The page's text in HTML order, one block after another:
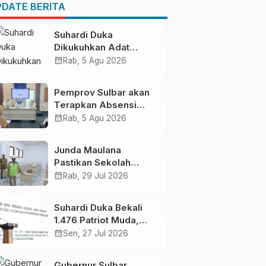
BERITA
Suhardi Duka
Dikukuhkan Adat
Balanipa, Raih Gelar
calendar_month Rab, 5 Agu 2026
Pemprov Sulbar akan
Terapkan Absensi
Online untuk ASN
calendar_month Rab, 5 Agu 2026
Junda Maulana
Pastikan Sekolah
Rakyat Mamuju Siap
calendar_month Rab, 29 Jul 2026
Suhardi Duka Bekali
1.476 Patriot Muda,
Dorong Hasil Riset Jadi
calendar_monthSen, 27 Jul 2026